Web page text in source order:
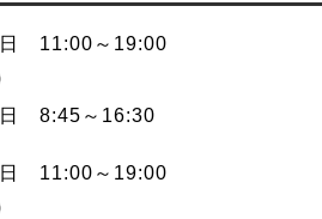
日 11:00～19:00
日 8:45～16:30
日 11:00～19:00